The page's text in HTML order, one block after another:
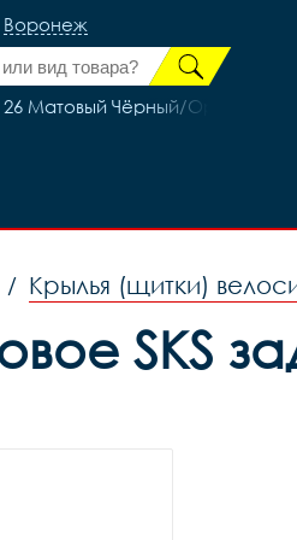
Воронеж
Матовый Чёрный/Оранжевый
/ Крылья (щитки)
SKS